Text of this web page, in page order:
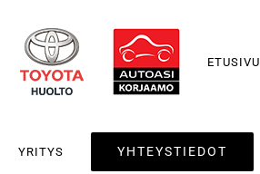
ETUSIVU
YRITYS YHTEYSTIEDOT